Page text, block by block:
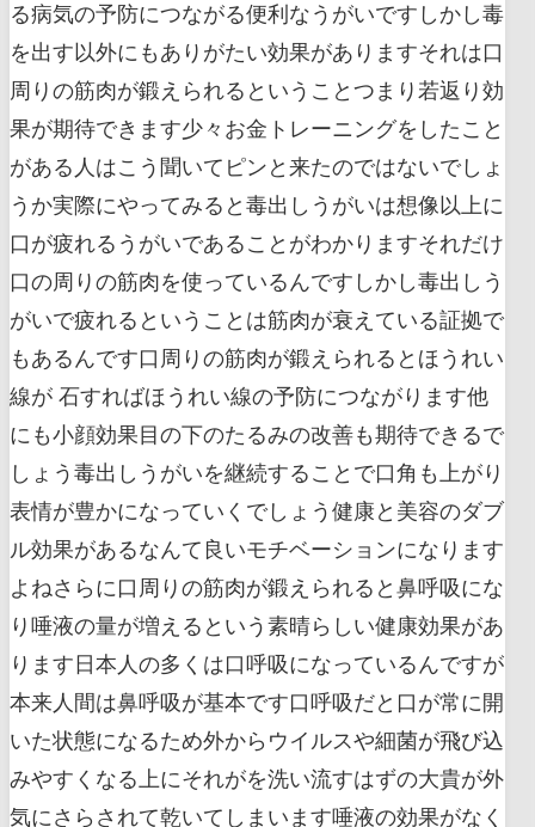
る病気の予防につながる便利なうがいですしかし毒
を出す以外にもありがたい効果がありますそれは口
周りの筋肉が鍛えられるということつまり若返り効
果が期待できます少々お金トレーニングをしたこと
がある人はこう聞いてピンと来たのではないでしょ
うか実際にやってみると毒出しうがいは想像以上に
口が疲れるうがいであることがわかりますそれだけ
口の周りの筋肉を使っているんですしかし毒出しう
がいで疲れるということは筋肉が衰えている証拠で
もあるんです口周りの筋肉が鍛えられるとほうれい
線が 石すればほうれい線の予防につながります他
にも小顔効果目の下のたるみの改善も期待できるで
しょう毒出しうがいを継続することで口角も上がり
表情が豊かになっていくでしょう健康と美容のダブ
ル効果があるなんて良いモチベーションになります
よねさらに口周りの筋肉が鍛えられると鼻呼吸にな
り唾液の量が増えるという素晴らしい健康効果があ
ります日本人の多くは口呼吸になっているんですが
本来人間は鼻呼吸が基本です口呼吸だと口が常に開
いた状態になるため外からウイルスや細菌が飛び込
みやすくなる上にそれがを洗い流すはずの大貴が外
気にさらされて乾いてしまいます唾液の効果がなく